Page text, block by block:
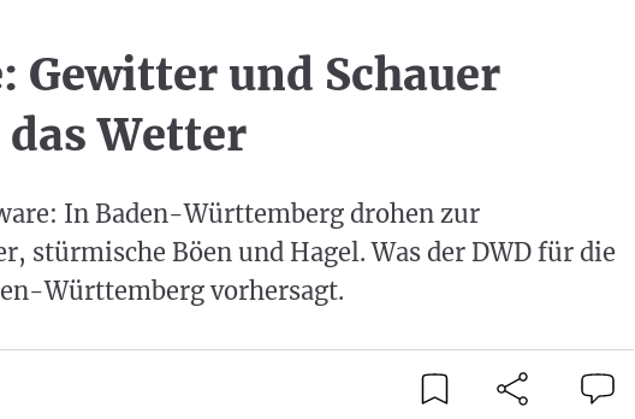
Gewitter und Schauer
Wetter
In Baden-Württemberg drohen zur
stürmische Böen und Hagel. Was der DWD für die
Württemberg vorhersagt.